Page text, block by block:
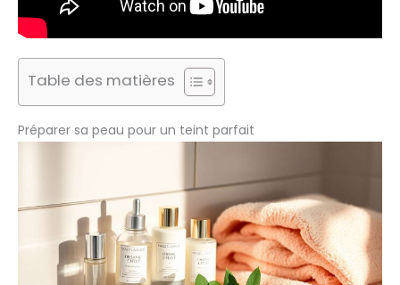
Table des matières
Préparer sa peau pour un teint parfait